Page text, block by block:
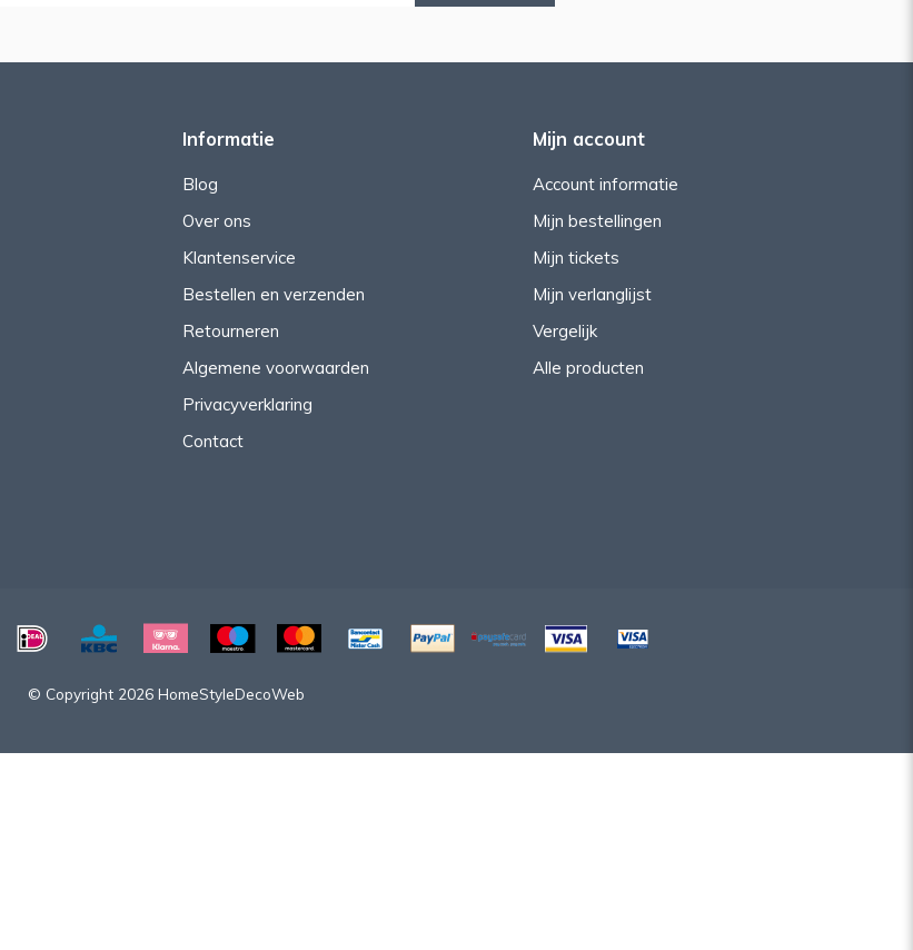
Informatie
Blog
Over ons
Klantenservice
Bestellen en verzenden
Retourneren
Algemene voorwaarden
Privacyverklaring
Contact
Mijn account
Account informatie
Mijn bestellingen
Mijn tickets
Mijn verlanglijst
Vergelijk
Alle producten
© Copyright 2026 HomeStyleDecoWeb